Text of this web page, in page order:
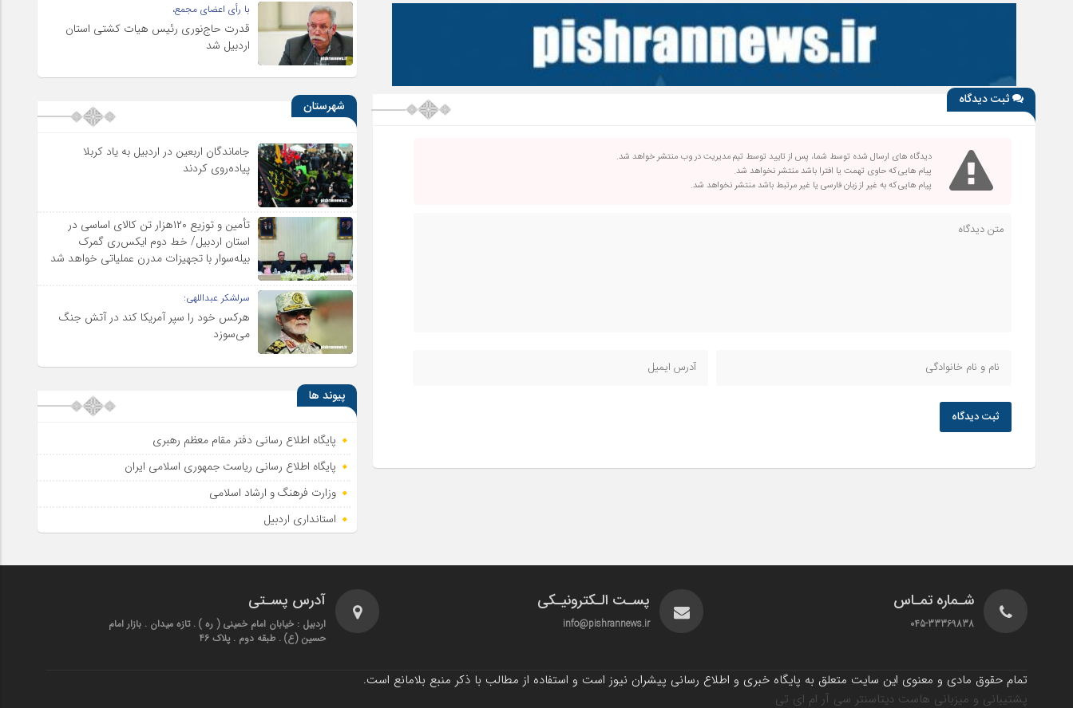
ثبت دیدگاه
دیدگاه های ارسال شده توسط شما، پس از تایید توسط تیم مدیریت در وب منتشر خواهد شد.
پیام هایی که حاوی تهمت یا افترا باشد منتشر نخواهد شد.
پیام هایی که به غیر از زبان فارسی یا غیر مرتبط باشد منتشر نخواهد شد.
ثبت دیدگاه
با رأی اعضای مجمع،
قدرت حاج‌نوری رئیس هیات کشتی استان
اردبیل شد
شهرستان
جاماندگان اربعین در اردبیل به یاد کربلا
پیاده‌روی کردند
تأمین و توزیع ۱۲۰هزار تن کالای اساسی در
استان اردبیل/ خط دوم ایکس‌ری گمرک
بیله‌سوار با تجهیزات مدرن عملیاتی خواهد شد
سرلشکر عبداللهی:
هرکس خود را سپر آمریکا کند در آتش جنگ
می‌سوزد
پیوند ها
پایگاه اطلاع رسانی دفتر مقام معظم رهبری
پایگاه اطلاع‌ رسانی ریاست‌ جمهوری اسلامی ایران
وزارت فرهنگ و ارشاد اسلامی
استانداری اردبیل
شـماره تمـاس
045-33369838
پسـت الـکترونیـکی
info@pishrannews.ir
آدرس پسـتی
اردبیل : خیابان امام خمینی ( ره ) . تازه میدان . بازار امام
حسین (ع) . طبقه دوم . پلاک 46
تمام حقوق مادی و معنوی این سایت متعلق به پایگاه خبری و اطلاع رسانی پیشران نیوز است و استفاده از مطالب با ذکر منبع بلامانع است.
پشتیبانی و میزبانی هاست دیتاسنتر سی آر ام ای تی